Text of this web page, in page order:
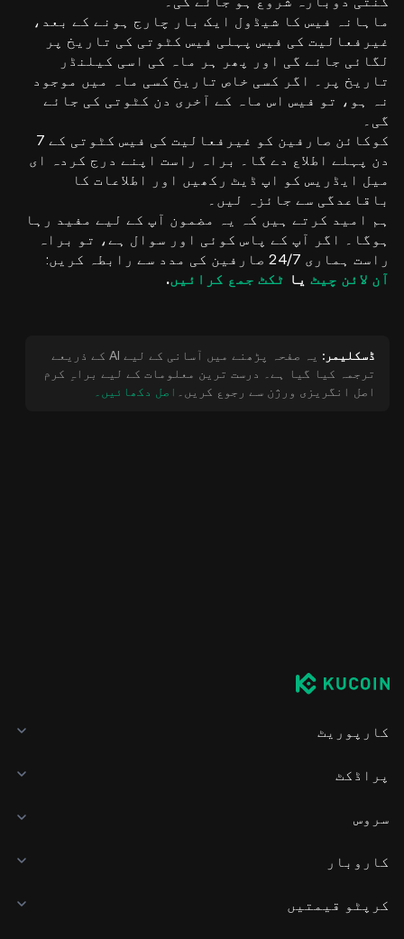
ماہانہ فیس کا شیڈول ایک بار چارج ہونے کے بعد،
غیرفعالیت کی فیس پہلی فیس کٹوتی کی تاریخ پر
لگائی جائے گی اور پھر ہر ماہ کی اسی کیلنڈر
تاریخ پر۔ اگر کسی خاص تاریخ کسی ماہ میں موجود
نہ ہو، تو فیس اس ماہ کے آخری دن کٹوتی کی جائے
گی۔
کوکائن صارفین کو غیرفعالیت کی فیس کٹوتی کے 7
دن پہلے اطلاع دے گا۔ براہ راست اپنے درج کردہ ای
میل ایڈریس کو اپ ڈیٹ رکھیں اور اطلاعات کا
باقاعدگی سے جائزہ لیں۔
ہم امید کرتے ہیں کہ یہ مضمون آپ کے لیے مفید رہا
ہوگا۔ اگر آپ کے پاس کوئی اور سوال ہے، تو براہ
راست ہماری 24/7 صارفین کی مدد سے رابطہ کریں:
آن لائن چیٹ یا ٹکٹ جمع کرائیں.
ڈسکلیمر:
یہ صفحہ پڑھنے میں آسانی کے لیے AI کے ذریعے
ترجمہ کیا گیا ہے۔ درست ترین معلومات کے لیے براہِ کرم
اصل انگریزی ورژن سے رجوع کریں۔
اصل دکھائیں۔
کارپوریٹ
پراڈکٹ
سروس
کاروبار
کرپٹو قیمتیں